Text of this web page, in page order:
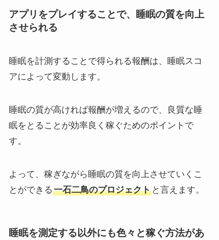
アプリをプレイすることで、睡眠の質を向上
させられる
睡眠を計測することで得られる報酬は、睡眠スコ
アによって変動します。
睡眠の質が高ければ報酬が増えるので、良質な睡
眠をとることが効率良く稼ぐためのポイントで
す。
よって、稼ぎながら睡眠の質を向上させていくこ
とができる一石二鳥のプロジェクトと言えます。
睡眠を測定する以外にも色々と稼ぐ方法があ